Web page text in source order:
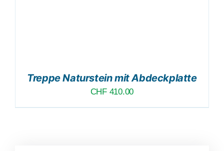
Treppe Naturstein mit Abdeckplatte
CHF 410.00